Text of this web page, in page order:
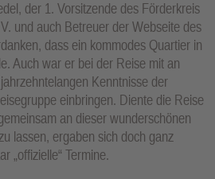
der 1. Vorsitzende des Förderkreis
und auch Betreuer der Webseite des
dass ein kommodes Quartier in
Auch war er bei der Reise mit an
Kenntnisse der
einbringen. Diente die Reise
an dieser wunderschönen
lassen, ergaben sich doch ganz
„offizielle“ Termine.